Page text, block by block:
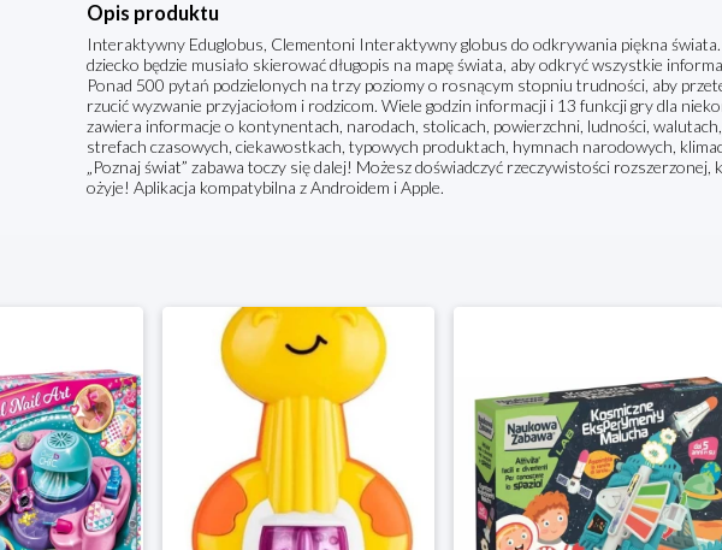
Opis produktu
Interaktywny Eduglobus, Clementoni Interaktywny globus do odkrywania piękna
dziecko będzie musiało skierować długopis na mapę świata, aby odkryć wszystkie
Ponad 500 pytań podzielonych na trzy poziomy o rosnącym stopniu trudności, aby
rzucić wyzwanie przyjaciołom i rodzicom. Wiele godzin informacji i 13 funkcji gry dla
zawiera informacje o kontynentach, narodach, stolicach, powierzchni, ludności,
strefach czasowych, ciekawostkach, typowych produktach, hymnach narodowych,
„Poznaj świat” zabawa toczy się dalej! Możesz doświadczyć rzeczywistości
ożyje! Aplikacja kompatybilna z Androidem i Apple.